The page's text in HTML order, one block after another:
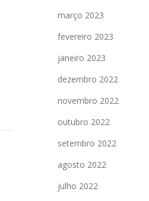
março 2023
fevereiro 2023
janeiro 2023
dezembro 2022
novembro 2022
outubro 2022
setembro 2022
agosto 2022
julho 2022